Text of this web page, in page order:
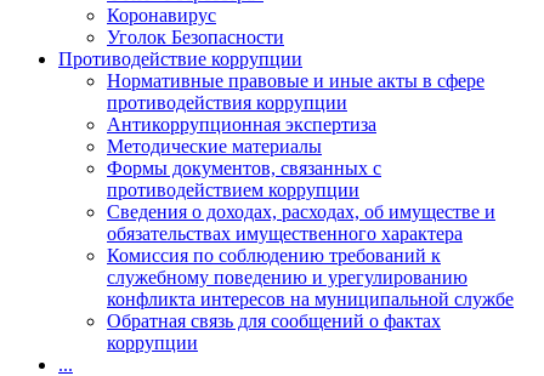
Коронавирус
Уголок Безопасности
Противодействие коррупции
Нормативные правовые и иные акты в сфере
противодействия коррупции
Антикоррупционная экспертиза
Методические материалы
Формы документов, связанных с
противодействием коррупции
Сведения о доходах, расходах, об имуществе и
обязательствах имущественного характера
Комиссия по соблюдению требований к
служебному поведению и урегулированию
конфликта интересов на муниципальной службе
Обратная связь для сообщений о фактах
коррупции
...